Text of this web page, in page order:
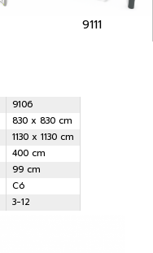
9111
9106
830 x 830 cm
1130 x 1130 cm
400 cm
99 cm
Có
3-12